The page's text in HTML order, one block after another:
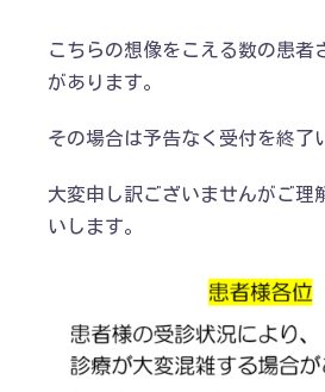
こちらの想像をこえる数の患者
があります。
その場合は予告なく受付を終了
大変申し訳ございませんがご理
いします。